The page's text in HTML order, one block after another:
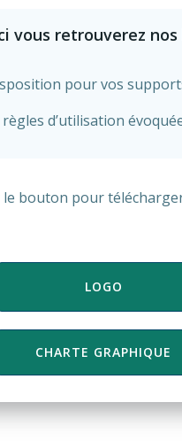
vous retrouverez nos
pour vos
d’utilisation
le bouton pour
LOGO
CHARTE GRAPHIQUE